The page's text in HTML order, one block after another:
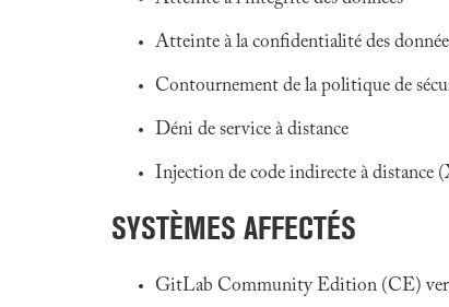
Atteinte à la confidentialité des
Contournement de la politique de
Déni de service à distance
Injection de code indirecte à distance
SYSTÈMES AFFECTÉS
GitLab Community Edition (CE)